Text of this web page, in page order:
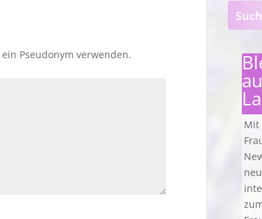
Pseudonym verwenden.
Mit